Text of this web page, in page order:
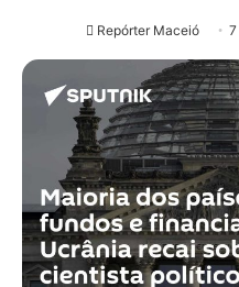
Repórter Maceió